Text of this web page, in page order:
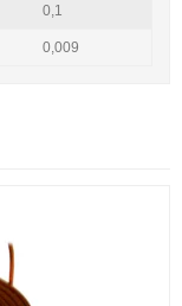
0,1
0,009